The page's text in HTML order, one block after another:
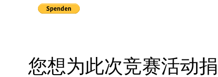
您想为此次竞赛活动